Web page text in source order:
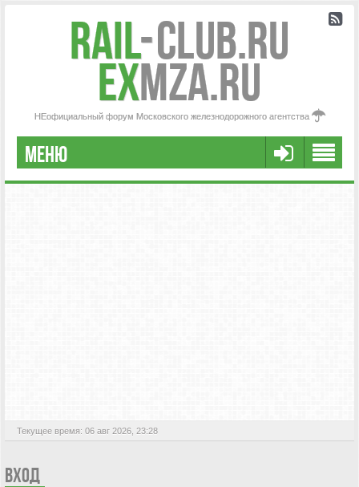
Rail-Club.RU
exMZA.RU
НЕофициальный форум Московского железнодорожного агентства
МЕНЮ
РЕГИСТРАЦИЯ
Текущее время: 06 авг 2026, 23:28
ВХОД